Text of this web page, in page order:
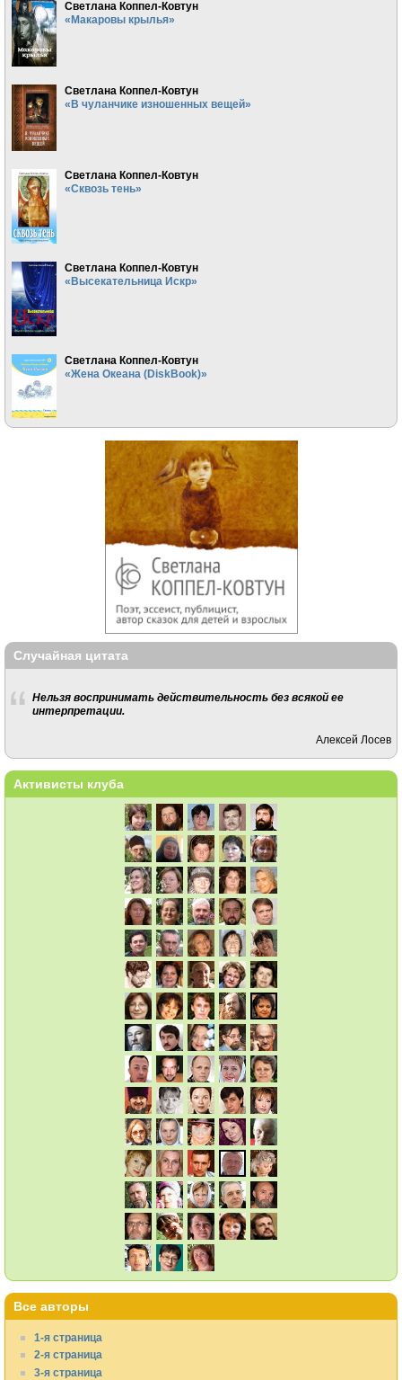
Светлана Коппел-Ковтун
«Макаровы крылья»
Светлана Коппел-Ковтун
«В чуланчике изношенных вещей»
Светлана Коппел-Ковтун
«Сквозь тень»
Светлана Коппел-Ковтун
«Высекательница Искр»
Светлана Коппел-Ковтун
«Жена Океана (DiskBook)»
Случайная цитата
Нельзя воспринимать действительность без всякой ее
интерпретации.
Алексей Лосев
Активисты клуба
Все авторы
1-я страница
2-я страница
3-я страница